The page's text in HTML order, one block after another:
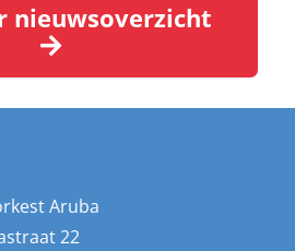
nieuwsoverzicht
Aruba
22